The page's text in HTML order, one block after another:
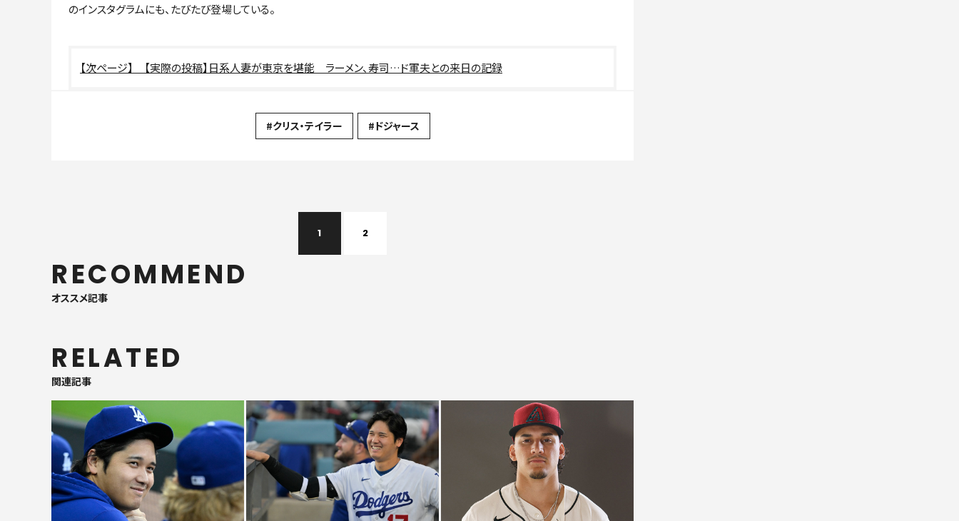
のインスタグラムにも、たびたび登場している。
【実際の投稿】日系人妻が東京を堪能 ラーメン、寿司…ド軍夫との来日の記録
#クリス・テイラー #ドジャース
1 2
RECOMMEND
オススメ記事
RELATED
関連記事